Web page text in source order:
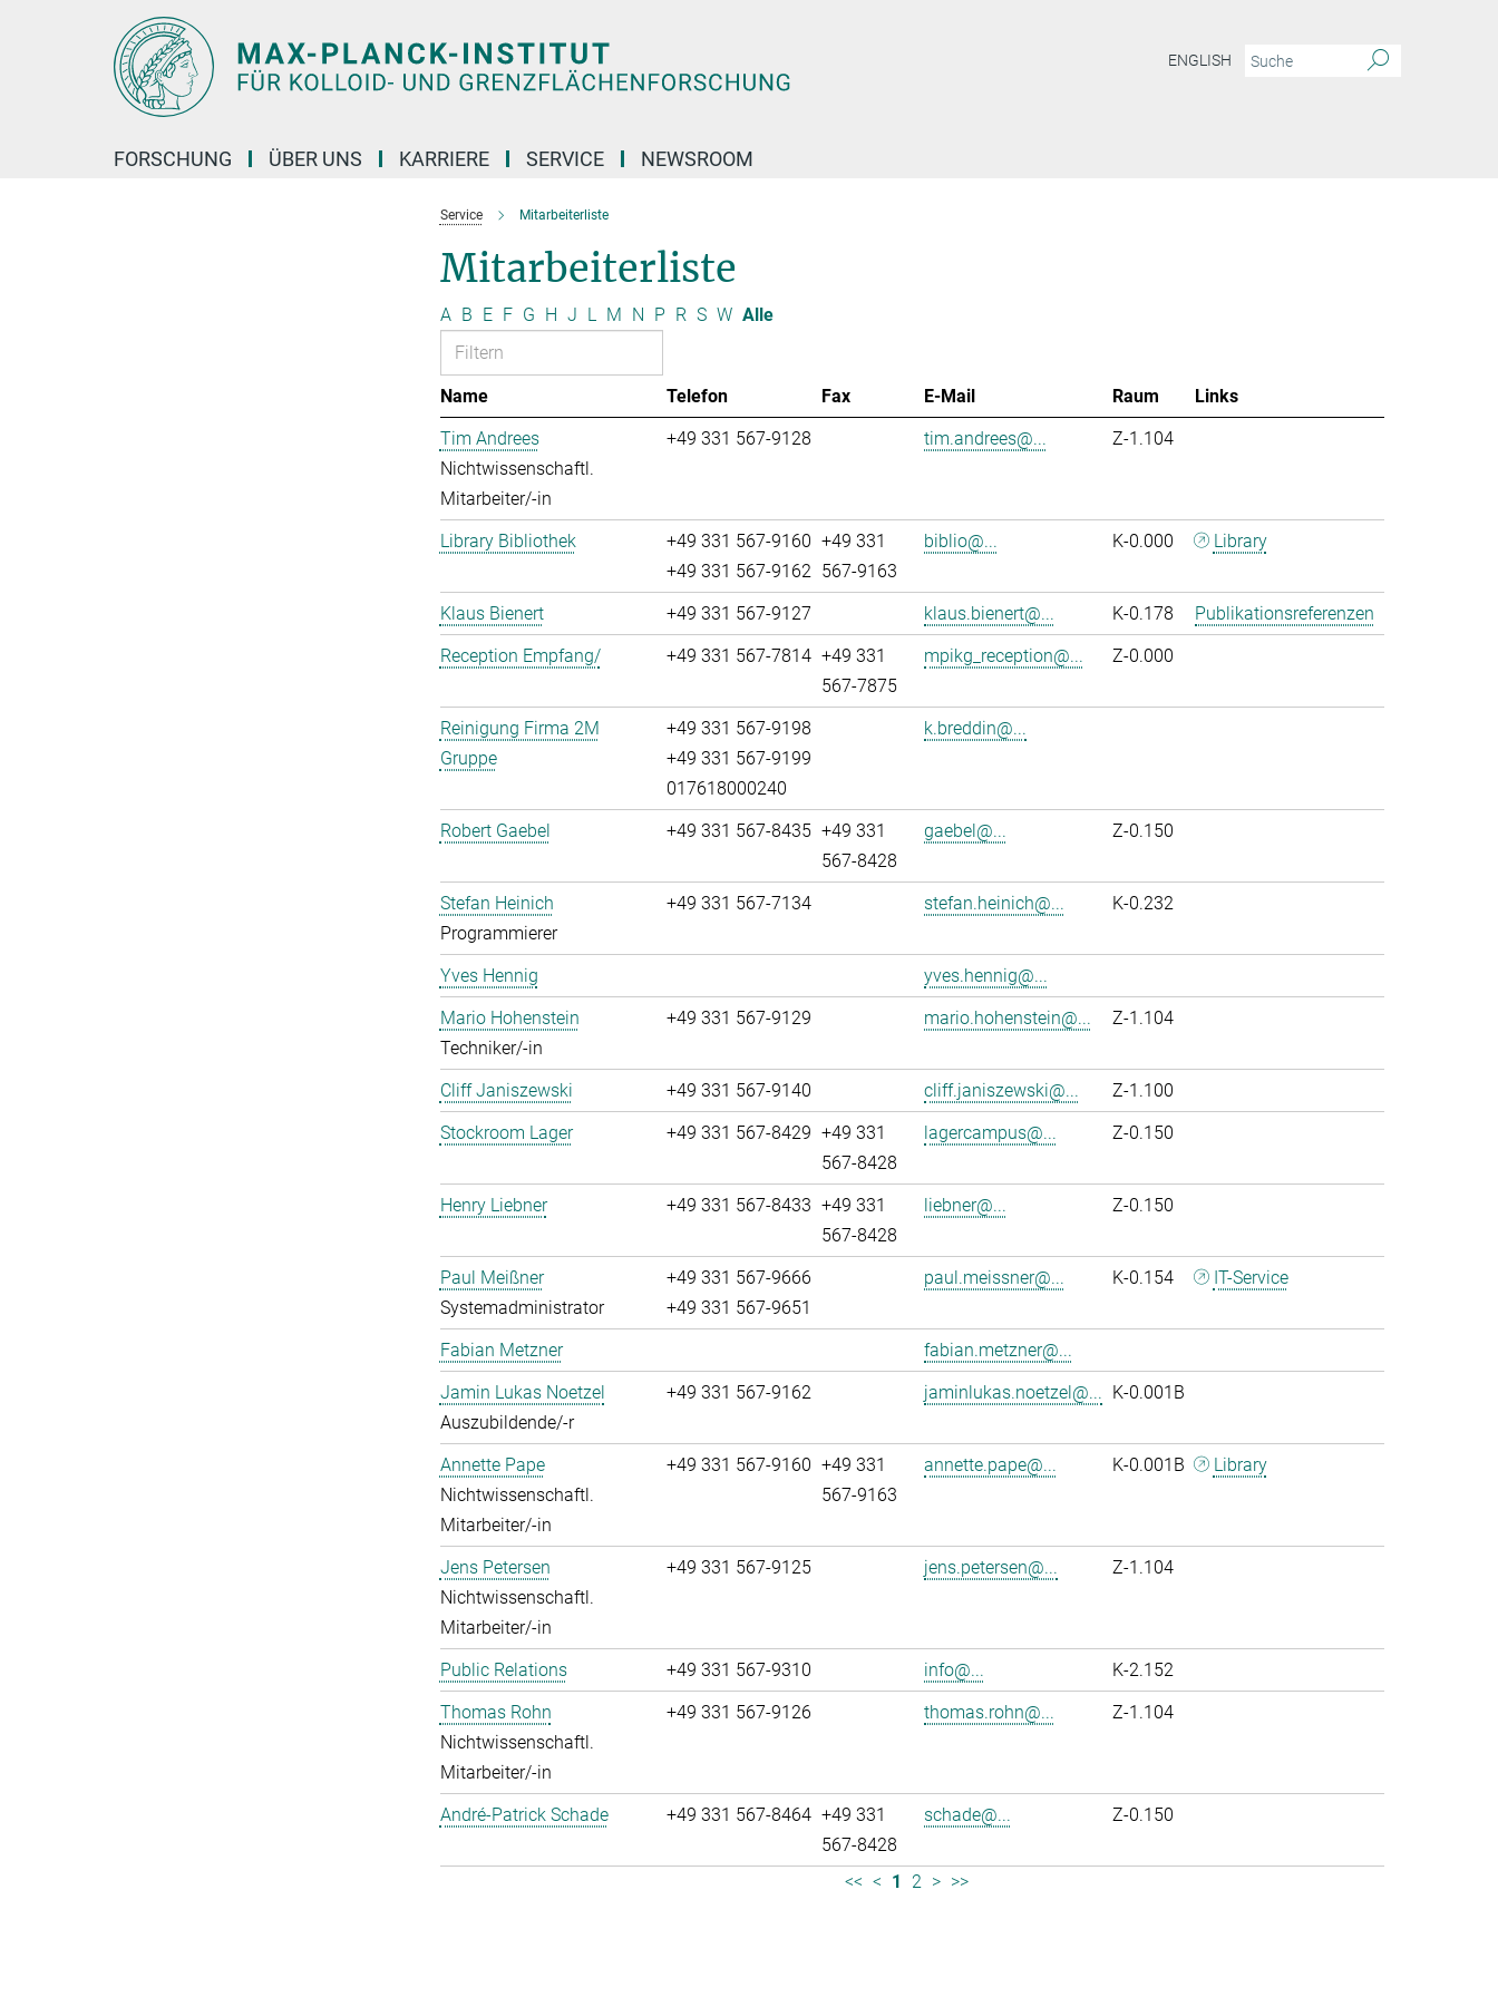
ENGLISH
FORSCHUNG ÜBER UNS KARRIERE SERVICE NEWSROOM
Service Mitarbeiterliste
Mitarbeiterliste
A B E F G H J L M N P R S W Alle
Name Telefon Fax E-Mail Raum
Links
Tim Andrees
Nichtwissenschaftl.
Mitarbeiter/-in
+49 331 567-9128 tim.andrees@... Z-1.104
Library Bibliothek
+49 331 567-9160
+49 331 567-9162
+49 331
567-9163
biblio@... K-0.000 Library
Klaus Bienert +49 331 567-9127 klaus.bienert@... K-0.178
Publikationsreferenzen
Reception Empfang/
+49 331 567-7814 +49 331
567-7875
mpikg_reception@... Z-0.000
Reinigung Firma 2M
Gruppe
+49 331 567-9198
+49 331 567-9199
017618000240
k.breddin@...
Robert Gaebel +49 331 567-8435 +49 331
567-8428
gaebel@... Z-0.150
Stefan Heinich
Programmierer
+49 331 567-7134 stefan.heinich@... K-0.232
Yves Hennig
yves.hennig@...
Mario Hohenstein
Techniker/-in
+49 331 567-9129 mario.hohenstein@... Z-1.104
Cliff Janiszewski +49 331 567-9140 cliff.janiszewski@...
Z-1.100
Stockroom Lager
+49 331 567-8429 +49 331
567-8428
lagercampus@... Z-0.150
Henry Liebner +49 331 567-8433 +49 331
567-8428
liebner@... Z-0.150
Paul Meißner
Systemadministrator
+49 331 567-9666
+49 331 567-9651
paul.meissner@... K-0.154 IT-Service
Fabian Metzner
fabian.metzner@...
Jamin Lukas Noetzel
Auszubildende/-r
+49 331 567-9162 jaminlukas.noetzel@... K-0.001B
Annette Pape
Nichtwissenschaftl.
Mitarbeiter/-in
+49 331 567-9160 +49 331
567-9163
annette.pape@... K-0.001B Library
Jens Petersen
Nichtwissenschaftl.
Mitarbeiter/-in
+49 331 567-9125 jens.petersen@... Z-1.104
Public Relations +49 331 567-9310 info@...
K-2.152
Thomas Rohn
Nichtwissenschaftl.
Mitarbeiter/-in
+49 331 567-9126 thomas.rohn@... Z-1.104
André-Patrick Schade +49 331 567-8464 +49 331
567-8428
schade@... Z-0.150
<< < 1 2 > >>